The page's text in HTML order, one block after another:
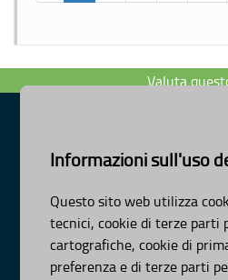
Informazioni sull'uso
Questo sito web utilizza
tecnici, cookie di terze parti
cartografiche, cookie di
preferenza e di terze parti
Valuta
Dipartimento Ambiente, Paesaggio
scrivici:email-pec
© Regione Puglia